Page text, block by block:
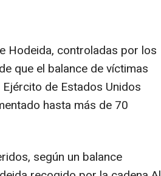
Hodeida, controladas por los
que el balance de víctimas
de Estados Unidos
hasta más de 70
según un balance